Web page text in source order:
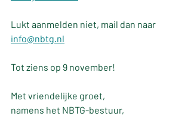
Lukt aanmelden niet, mail dan naar
info@nbtg.nl
Tot ziens op 9 november!
Met vriendelijke groet,
namens het NBTG-bestuur,